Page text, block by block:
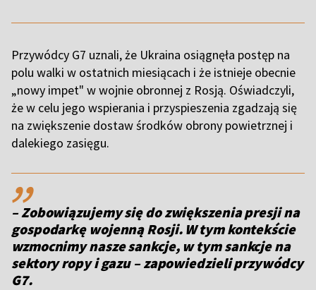
Przywódcy G7 uznali, że Ukraina osiągnęła postęp na
polu walki w ostatnich miesiącach i że istnieje obecnie
„nowy impet" w wojnie obronnej z Rosją. Oświadczyli,
że w celu jego wspierania i przyspieszenia zgadzają się
na zwiększenie dostaw środków obrony powietrznej i
dalekiego zasięgu.
,,
– Zobowiązujemy się do zwiększenia presji na
gospodarkę wojenną Rosji. W tym kontekście
wzmocnimy nasze sankcje, w tym sankcje na
sektory ropy i gazu – zapowiedzieli przywódcy
G7.